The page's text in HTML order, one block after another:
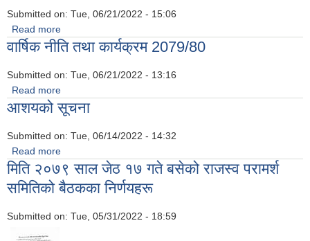
Submitted on: Tue, 06/21/2022 - 15:06
Read more
वार्षिक नीति तथा कार्यक्रम 2079/80
Submitted on: Tue, 06/21/2022 - 13:16
Read more
आशयको सूचना
Submitted on: Tue, 06/14/2022 - 14:32
Read more
मिति २०७९ साल जेठ १७ गते बसेको राजस्व परामर्श
समितिको बैठकका निर्णयहरू
Submitted on: Tue, 05/31/2022 - 18:59